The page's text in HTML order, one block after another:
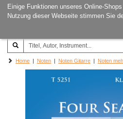
Einige Funktionen unseres Online-
Nutzung dieser Webseite stimmen Sie
Joachim‐Trekel‐Musikverlag,
Hamburg
Home | Noten | Noten Gitarre | Noten